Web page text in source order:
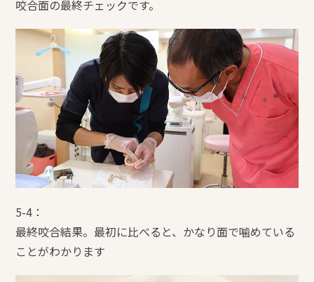
咬合面の最終チェックです。
5-4：
最終咬合結果。最初に比べると、かなり面で噛めている
ことがわかります